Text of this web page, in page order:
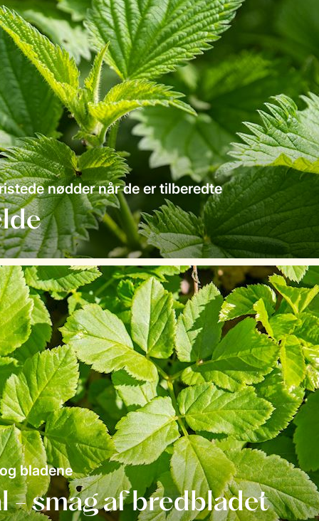
nødder når de er tilberedte
- smag af bredbladet
bladene